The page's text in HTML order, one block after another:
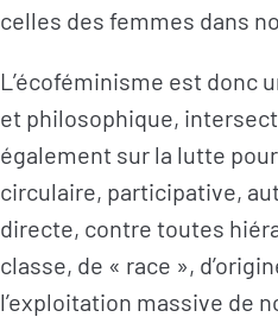
L’actualité du
Geres
L’actualité des
projets
Guides et
Décryptages
celles des femmes dans
L’écoféminisme est donc
et philosophique,
également sur la lutte
circulaire, participative,
directe, contre toutes
classe, de « race »,
l’exploitation massive de